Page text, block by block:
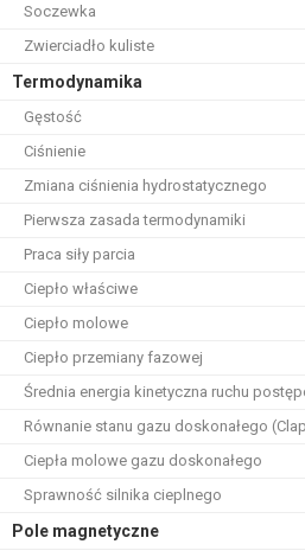
Soczewka
Zwierciadło kuliste
Termodynamika
Gęstość
Ciśnienie
Zmiana ciśnienia hydrostatycznego
Pierwsza zasada termodynamiki
Praca siły parcia
Ciepło właściwe
Ciepło molowe
Ciepło przemiany fazowej
Średnia energia kinetyczna ruchu
Równanie stanu gazu doskonałego
Ciepła molowe gazu doskonałego
Sprawność silnika cieplnego
Pole magnetyczne